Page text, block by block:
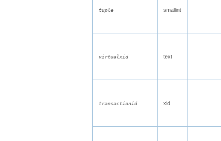
tuple smallint
virtualxid text
transactionid xid